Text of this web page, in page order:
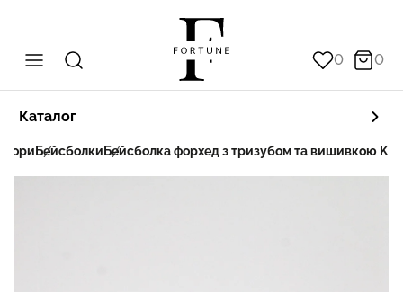
0 0
Каталог
Бейсболки Бейсболка форхед з тризубом та вишивкою